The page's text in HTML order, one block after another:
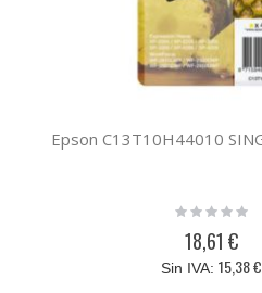
Rating:
18,61 €
15,38 €